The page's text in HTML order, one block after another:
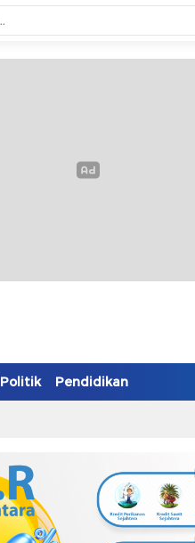
Politik Pendidikan